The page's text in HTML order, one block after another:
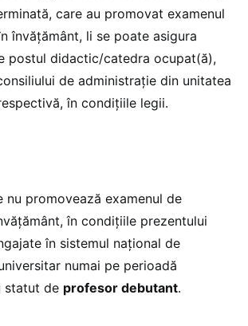
care au promovat examenul
învăţământ, li se poate asigura
postul didactic/catedra ocupat(ă),
de administraţie din unitatea
în condiţiile legii.
nu promovează examenul de
în condiţiile prezentului
în sistemul naţional de
numai pe perioadă
statut de profesor debutant.